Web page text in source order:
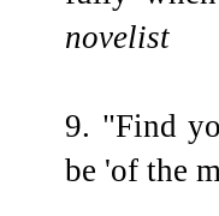
novelist
9. "Find
be 'of the